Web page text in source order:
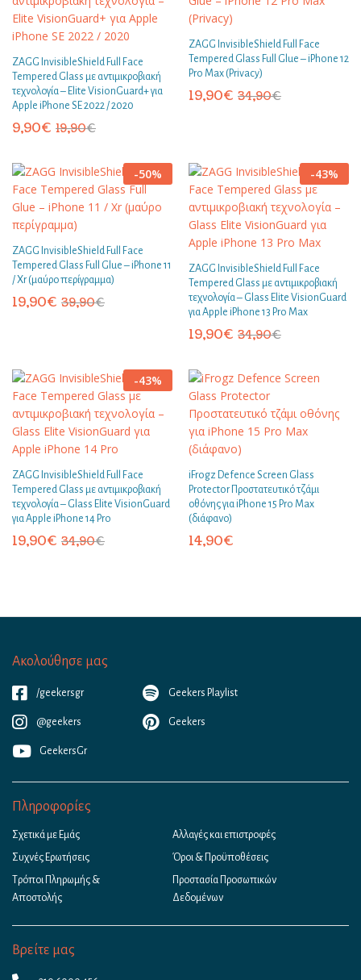
ZAGG InvisibleShield Full Face
Tempered Glass με αντιμικροβιακή
τεχνολογία – Elite VisionGuard+ για
Apple iPhone SE 2022 / 2020
9,90€ 19,90€
ZAGG InvisibleShield Full Face
Tempered Glass Full Glue – iPhone 12
Pro Max (Privacy)
19,90€ 34,90€
-50%
ZAGG InvisibleShield Full Face
Tempered Glass Full Glue – iPhone 11
/ Xr (μαύρο περίγραμμα)
19,90€ 39,90€
-43%
ZAGG InvisibleShield Full Face
Tempered Glass με αντιμικροβιακή
τεχνολογία – Glass Elite VisionGuard
για Apple iPhone 13 Pro Max
19,90€ 34,90€
-43%
ZAGG InvisibleShield Full Face
Tempered Glass με αντιμικροβιακή
τεχνολογία – Glass Elite VisionGuard
για Apple iPhone 14 Pro
19,90€ 34,90€
iFrogz Defence Screen Glass
Protector Προστατευτικό τζάμι
οθόνης για iPhone 15 Pro Max
(διάφανο)
14,90€
Ακολούθησε μας
/geekersgr
@geekers
GeekersGr
Geekers Playlist
Geekers
Πληροφορίες
Σχετικά με Εμάς
Συχνές Ερωτήσεις
Τρόποι Πληρωμής &
Αποστολής
Αλλαγές και επιστροφές
Όροι & Προϋποθέσεις
Προστασία Προσωπικών
Δεδομένων
Βρείτε μας